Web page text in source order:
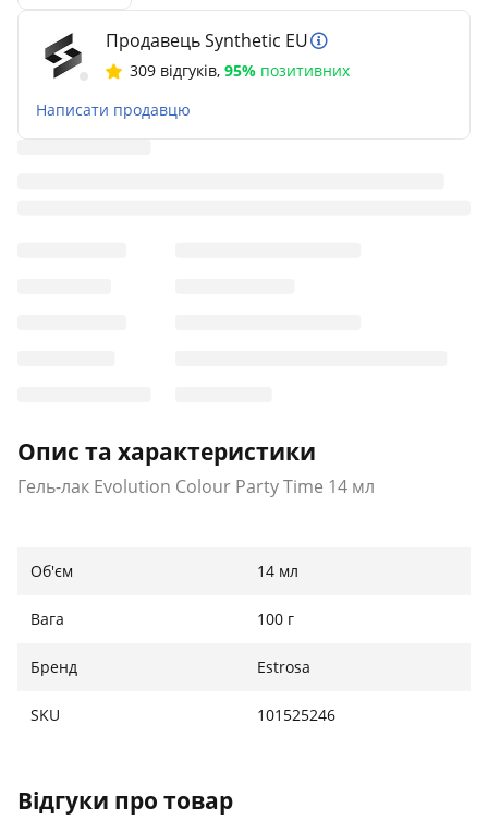
Продавець Synthetic EU
309 відгуків, 95% позитивних
Написати продавцю
Опис та характеристики
Гель-лак Evolution Colour Party Time 14 мл
Об'єм 14 мл
Вага 100 г
Бренд Estrosa
SKU 101525246
Відгуки про товар